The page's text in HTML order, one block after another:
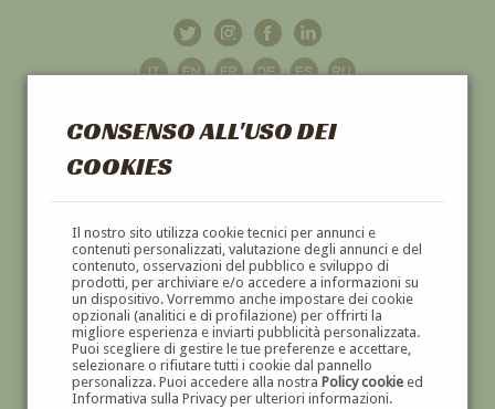
CONSENSO ALL'USO DEI
COOKIES
Il nostro sito utilizza cookie tecnici per annunci e
contenuti personalizzati, valutazione degli annunci e del
contenuto, osservazioni del pubblico e sviluppo di
prodotti, per archiviare e/o accedere a informazioni su
un dispositivo. Vorremmo anche impostare dei cookie
opzionali (analitici e di profilazione) per offrirti la
migliore esperienza e inviarti pubblicità personalizzata.
Puoi scegliere di gestire le tue preferenze e accettare,
selezionare o rifiutare tutti i cookie dal pannello
personalizza. Puoi accedere alla nostra Policy cookieed
Informativa sulla Privacy per ulteriori informazioni.
GALLERIAD'ARTE
DIPINTI E SCULTURE '800 E '900